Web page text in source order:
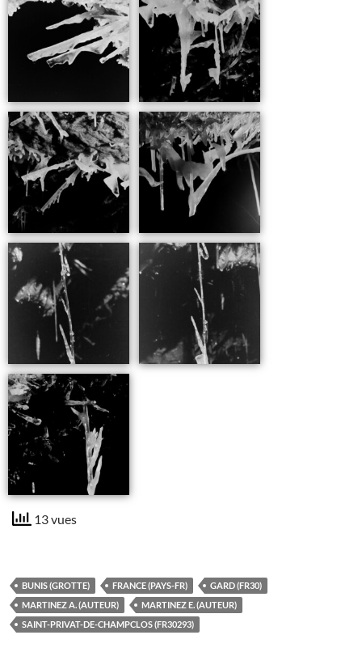
13 vues
BUNIS (GROTTE) FRANCE (PAYS-FR)
GARD (FR30)
MARTINEZ A. (AUTEUR)
MARTINEZ E. (AUTEUR)
SAINT-PRIVAT-DE-CHAMPCLOS (FR30293)